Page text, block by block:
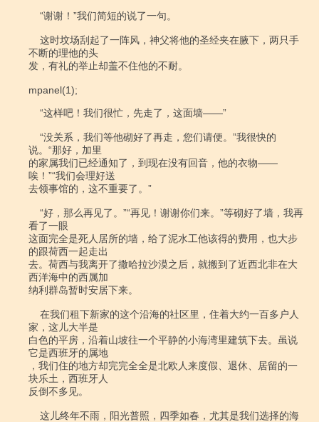
不断的理他的头
发，有礼的举止却盖不住他的不耐。
mpanel(1);
说。“那好，加里
的家属我们已经通知了，到现在没有回音，他的衣物――
唉！”“我们会理好送
去领事馆的，这不重要了。”
看了一眼
这面完全是死人居所的墙，给了泥水工他该得的费用，也大步
的跟荷西一起走出
去。荷西与我离开了撒哈拉沙漠之后，就搬到了近西北非在大
西洋海中的西属加
纳利群岛暂时安居下来。
家，这儿大半是
白色的平房，沿着山坡往一个平静的小海湾里建筑下去。虽说
它是西班牙的属地
，我们住的地方却完完全全是北欧人来度假、退休、居留的一
块乐土，西班牙人
反倒不多见。